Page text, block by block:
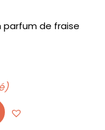
parfum de fraise